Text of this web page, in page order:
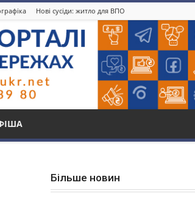
Нові сусіди: житло для ВПО
Більше новин